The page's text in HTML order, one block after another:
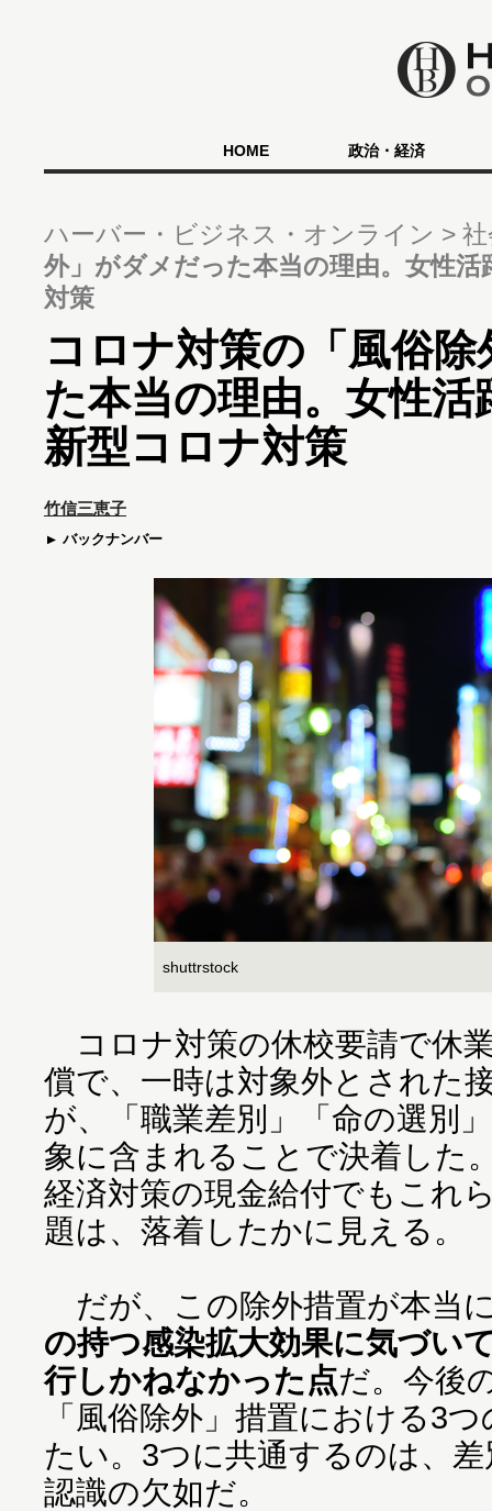
HOME 政治・経済
ハーバー・ビジネス・オンライン
外」がダメだった本当の理由。女性
対策
コロナ対策の「風俗
た本当の理由。女性
新型コロナ対策
竹信三恵子
バックナンバー
shuttrstock
コロナ対策の休校要請で休
償で、一時は対象外とされた
が、「職業差別」「命の選別
象に含まれることで決着した
経済対策の現金給付でもこれ
題は、落着したかに見える。
だが、この除外措置が本当
の持つ感染拡大効果に気づい
行しかねなかった点だ。今後
「風俗除外」措置における3
たい。3つに共通するのは、
認識の欠如だ。